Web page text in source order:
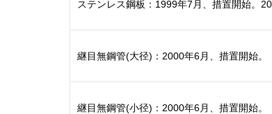
ステンレス鋼板：1999年7月、措置開始。
継目無鋼管(大径)：2000年6月、措置開始。
継目無鋼管(小径)：2000年6月、措置開始。